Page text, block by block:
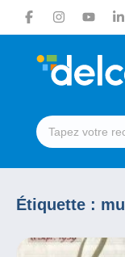
Étiquette :